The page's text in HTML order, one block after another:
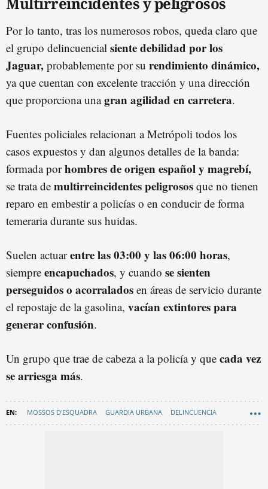
Por lo tanto, tras los numerosos robos, queda claro que
el grupo delincuencial siente debilidad por los
Jaguar, probablemente por su rendimiento dinámico,
ya que cuentan con excelente tracción y una dirección
que proporciona unagran agilidad en carretera.
Fuentes policiales relacionan a Metrópoli todos los
casos expuestos y dan algunos detalles de la banda:
formada porhombres de origen español y magrebí,
se trata de multirreincidentes peligrosos que no tienen
reparo en embestir a policías o en conducir de forma
temeraria durante sus huidas.
Suelen actuarentre las 03:00 y las 06:00 horas,
siempre encapuchados, y cuando se sienten
perseguidos o acorralados en áreas de servicio durante
el repostaje de la gasolina, vacían extintores para
generar confusión.
Un grupo que trae de cabeza a la policía y que cada vez
se arriesga más.
MOSSOS D'ESQUADRA GUARDIA URBANA DELINCUENCIA